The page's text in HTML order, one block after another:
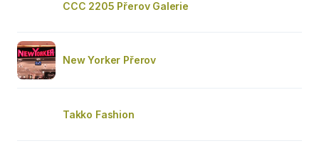
CCC 2205 Přerov Galerie
New Yorker Přerov
Takko Fashion